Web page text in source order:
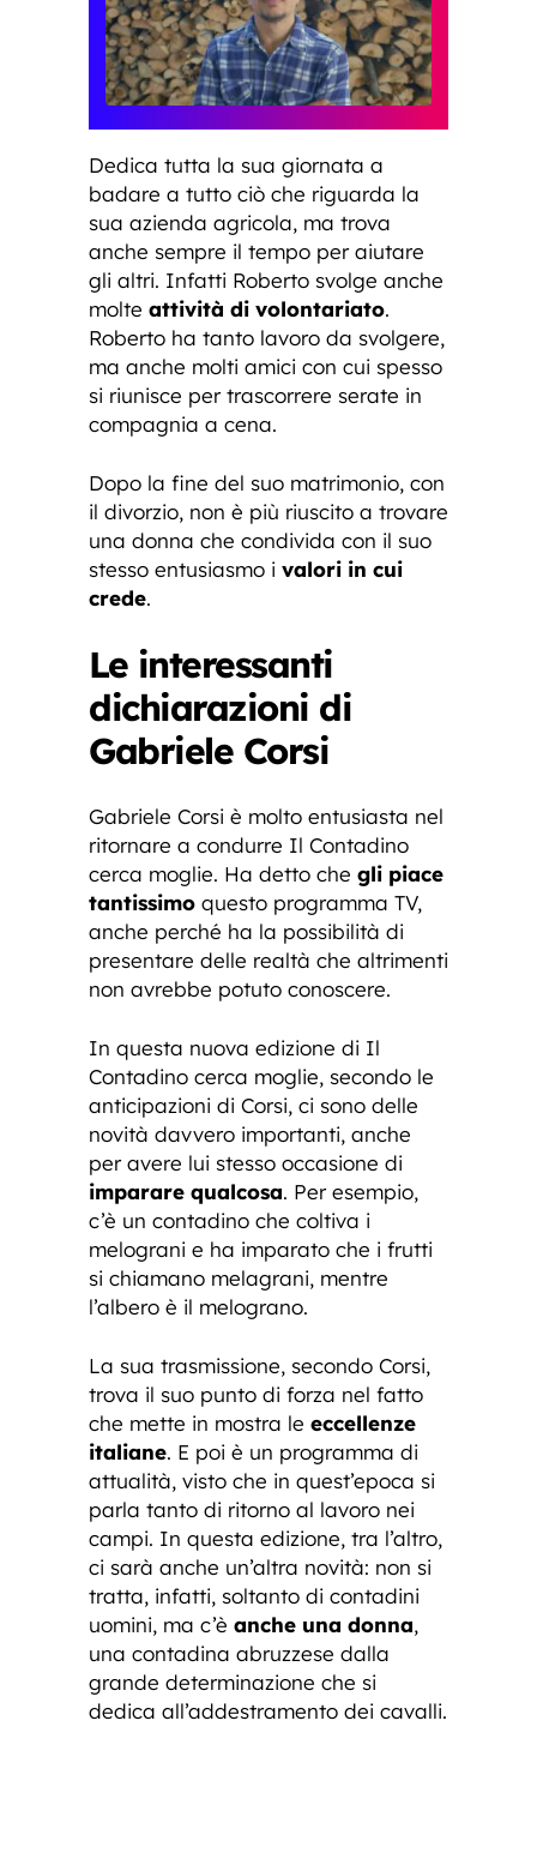
Dedica tutta la sua giornata a
badare a tutto ciò che riguarda la
sua azienda agricola, ma trova
anche sempre il tempo per aiutare
gli altri. Infatti Roberto svolge anche
molte attività di volontariato.
Roberto ha tanto lavoro da svolgere,
ma anche molti amici con cui spesso
si riunisce per trascorrere serate in
compagnia a cena.
Dopo la fine del suo matrimonio, con
il divorzio, non è più riuscito a trovare
una donna che condivida con il suo
stesso entusiasmo i valori in cui
crede.
Le interessanti
dichiarazioni di
Gabriele Corsi
Gabriele Corsi è molto entusiasta nel
ritornare a condurre Il Contadino
cerca moglie. Ha detto che gli piace
tantissimo questo programma TV,
anche perché ha la possibilità di
presentare delle realtà che altrimenti
non avrebbe potuto conoscere.
In questa nuova edizione di Il
Contadino cerca moglie, secondo le
anticipazioni di Corsi, ci sono delle
novità davvero importanti, anche
per avere lui stesso occasione di
imparare qualcosa. Per esempio,
c’è un contadino che coltiva i
melograni e ha imparato che i frutti
si chiamano melagrani, mentre
l’albero è il melograno.
La sua trasmissione, secondo Corsi,
trova il suo punto di forza nel fatto
che mette in mostra le eccellenze
italiane. E poi è un programma di
attualità, visto che in quest’epoca si
parla tanto di ritorno al lavoro nei
campi. In questa edizione, tra l’altro,
ci sarà anche un’altra novità: non si
tratta, infatti, soltanto di contadini
uomini, ma c’è anche una donna,
una contadina abruzzese dalla
grande determinazione che si
dedica all’addestramento dei cavalli.